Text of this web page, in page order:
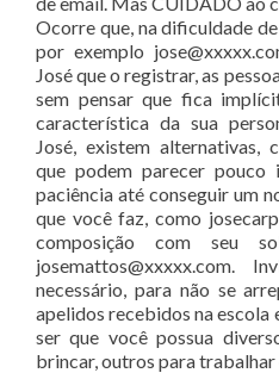
Ocorre que, na dificuldade
por exemplo
José que o registrar, as
sem pensar que fica
característica da sua
José, existem alternativas,
que podem parecer pouco
paciência até conseguir um
que você faz, como
composição com seu
necessário, para não se
apelidos recebidos na escola
ser que você possua
brincar, outros para